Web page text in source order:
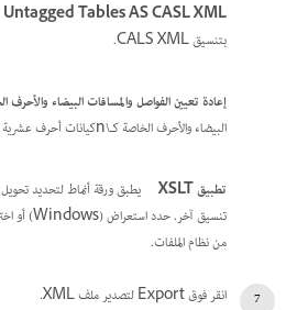
Tables AS CASL XML
بتنسيق CALS XML.
إعادة تعيين الفواصل والمسافات البيضاء والأحرف
البيضاء والأحرف الخاصة كـ\nكيانات أحرف عشرية بدلاً من الأحرف المباشرة.
تطبيق XSLT
من نظام الملفات.
انقر فوق Export لتصدير ملف XML.